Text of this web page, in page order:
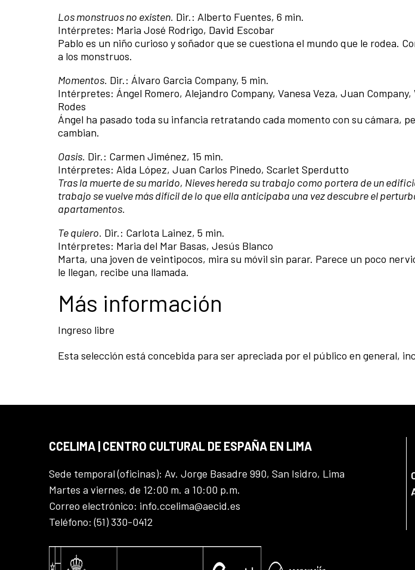
Los monstruos no existen. Dir.: Alberto Fuentes, 6 min.
Intérpretes: Maria José Rodrigo, David Escobar
Pablo es un niño curioso y soñador que se cuestiona el mundo que le rodea.
a los monstruos.
Momentos. Dir.: Álvaro Garcia Company, 5 min.
Intérpretes: Ángel Romero, Alejandro Company, Vanesa Veza, Juan
Rodes
Ángel ha pasado toda su infancia retratando cada momento con su cámara,
cambian.
Oasis. Dir.: Carmen Jiménez, 15 min.
Intérpretes: Aida López, Juan Carlos Pinedo, Scarlet Sperdutto
Tras la muerte de su marido, Nieves hereda su trabajo como portera de un
trabajo se vuelve más difícil de lo que ella anticipaba una vez descubre el
apartamentos.
Te quiero. Dir.: Carlota Lainez, 5 min.
Intérpretes: Maria del Mar Basas, Jesús Blanco
Marta, una joven de veintipocos, mira su móvil sin parar. Parece un poco
le llegan, recibe una llamada.
Más información
Ingreso libre
Esta selección está concebida para ser apreciada por el público en general,
CCELIMA | CENTRO CULTURAL DE ESPAÑA EN LIMA
Sede temporal (oficinas): Av. Jorge Basadre 990, San Isidro, Lima
Martes a viernes, de 12:00 m. a 10:00 p.m.
Correo electrónico: info.ccelima@aecid.es
Teléfono: (51) 330-0412